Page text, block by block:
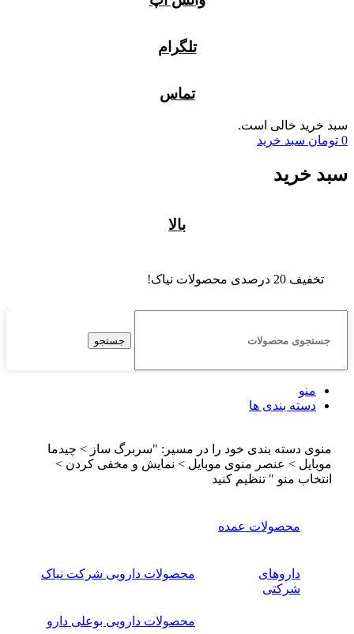
تلگرام
تماس
سبد خرید خالی است.
0 تومان سبد خرید
سبد خرید
بالا
تخفیف 20 درصدی محصولات نیاک!
جستجو
منو
دسته بندی ها
منوی دسته بندی خود را در مسیر: "سربرگ ساز > چیدما
موبایل > عنصر منوی موبایل > نمایش و مخفی کردن >
انتخاب منو " تنظیم کنید
محصولات عمده
داروهای
شرکتی
محصولات دارویی شرکت نیاک
محصولات دارویی بوعلی دارو